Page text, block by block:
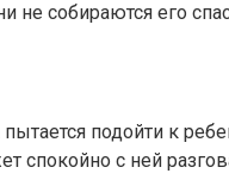
собираются его
подойти к
с ней